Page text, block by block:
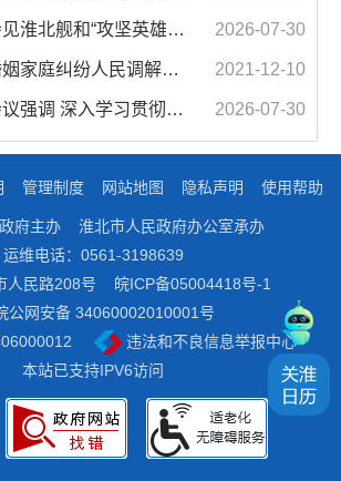
汪华东蒋曦会见淮北舰和“攻坚英雄连”官兵代表 2026-07-30
濉溪县举行婚姻家庭纠纷人民调解委员会暨调解志愿者服务团成立仪式 2021-12-10
市委常委会会议强调 深入学习贯彻习近平总书记重要讲话指示精神 高质量推进城市更新 不断提升本质安全水平 汪华东主持会议 2026-07-30
管理制度 网站地图 隐私声明 使用帮助
府主办
淮北市人民政府办公室承办
运维电话：0561-3198639
人民路208号
皖ICP备05004418号-1
公网安备 34060002010001号
违法和不良信息举报中心
本站已支持IPV6访问